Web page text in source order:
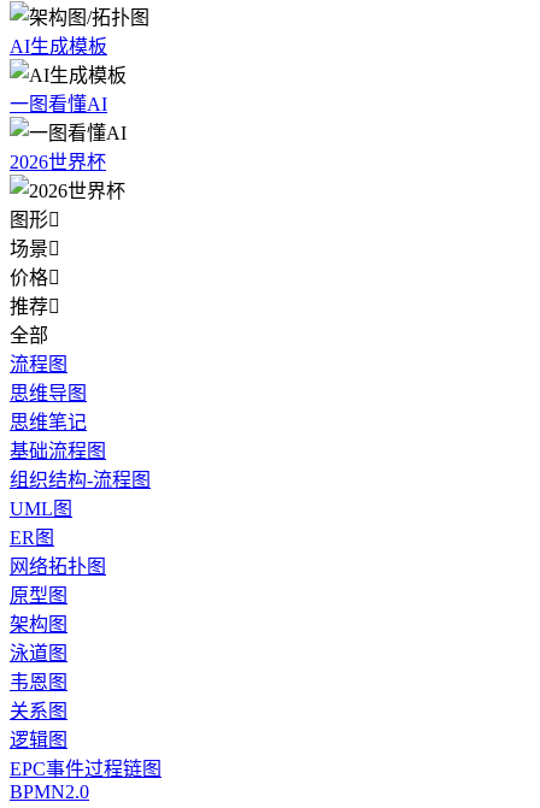
AI生成模板
一图看懂AI
2026世界杯
图形
场景
价格
推荐
全部
流程图
思维导图
思维笔记
基础流程图
组织结构-流程图
UML图
ER图
网络拓扑图
原型图
架构图
泳道图
韦恩图
关系图
逻辑图
EPC事件过程链图
BPMN2.0